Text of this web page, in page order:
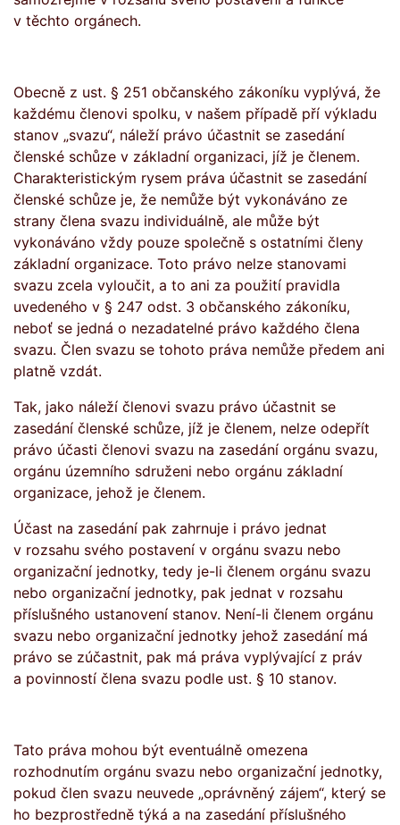
v těchto orgánech.
Obecně z ust. § 251 občanského zákoníku vyplývá, že
každému členovi spolku, v našem případě pří výkladu
stanov „svazu“, náleží právo účastnit se zasedání
členské schůze v základní organizaci, jíž je členem.
Charakteristickým rysem práva účastnit se zasedání
členské schůze je, že nemůže být vykonáváno ze
strany člena svazu individuálně, ale může být
vykonáváno vždy pouze společně s ostatními členy
základní organizace. Toto právo nelze stanovami
svazu zcela vyloučit, a to ani za použití pravidla
uvedeného v § 247 odst. 3 občanského zákoníku,
neboť se jedná o nezadatelné právo každého člena
svazu. Člen svazu se tohoto práva nemůže předem ani
platně vzdát.
Tak, jako náleží členovi svazu právo účastnit se
zasedání členské schůze, jíž je členem, nelze odepřít
právo účasti členovi svazu na zasedání orgánu svazu,
orgánu územního sdruženi nebo orgánu základní
organizace, jehož je členem.
Účast na zasedání pak zahrnuje i právo jednat
v rozsahu svého postavení v orgánu svazu nebo
organizační jednotky, tedy je-li členem orgánu svazu
nebo organizační jednotky, pak jednat v rozsahu
příslušného ustanovení stanov. Není-li členem orgánu
svazu nebo organizační jednotky jehož zasedání má
právo se zúčastnit, pak má práva vyplývající z práv
a povinností člena svazu podle ust. § 10 stanov.
Tato práva mohou být eventuálně omezena
rozhodnutím orgánu svazu nebo organizační jednotky,
pokud člen svazu neuvede „oprávněný zájem“, který se
ho bezprostředně týká a na zasedání příslušného